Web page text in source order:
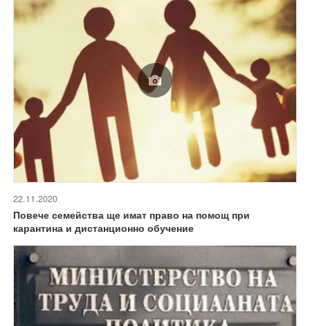
22.11.2020
Повече семейства ще имат право на помощ при
карантина и дистанционно обучение